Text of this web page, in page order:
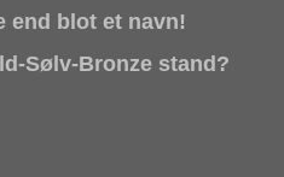
end blot et navn!
Sølv-Bronze stand?